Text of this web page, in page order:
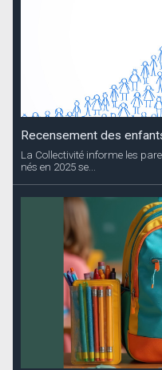
Recensement des
La Collectivité informe les
nés en 2025 se...